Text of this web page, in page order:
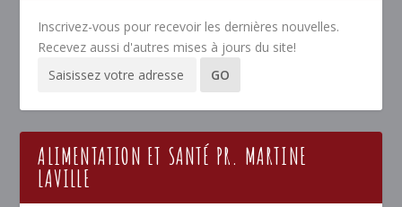
Inscrivez-vous pour recevoir les dernières nouvelles.
Recevez aussi d'autres mises à jours du site!
ALIMENTATION ET SANTÉ PR. MARTINE
LAVILLE